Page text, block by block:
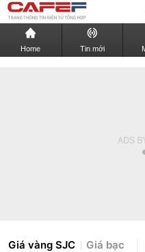
Home Tin mới
Giá vàng SJC Giá bạc